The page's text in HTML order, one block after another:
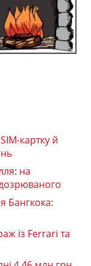
картку й
на
Бангкока:
із Ferrari та